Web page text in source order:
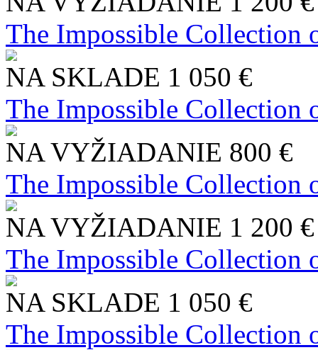
The Impossible Collection
NA SKLADE 1 050 €
The Impossible Collection
NA VYŽIADANIE 800 €
The Impossible Collection
NA VYŽIADANIE 1 200 €
The Impossible Collection
NA SKLADE 1 050 €
The Impossible Collection